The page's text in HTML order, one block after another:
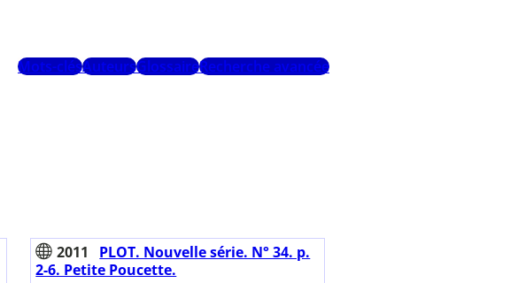
Mots-clésAuteursGlossaireRecherche avancée
2011
PLOT. Nouvelle série. N° 34. p.
2-6. Petite Poucette.